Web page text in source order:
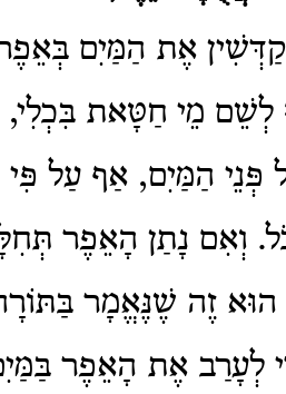
אֶת הַמַּיִם
מֵי חַטָּאת בִּכְלִי,
פְּנֵי הַמַּיִם, אַף עַל
וְאִם נָתַן הָאֵפֶר
זֶה שֶׁנֶּאֱמָר
לְעָרַב אֶת הָאֵפֶר